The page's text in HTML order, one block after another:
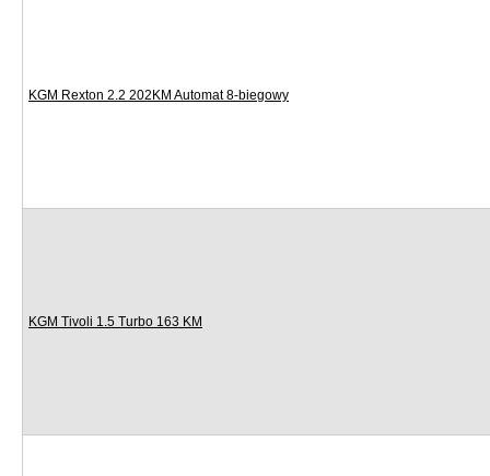
KGM Rexton 2.2 202KM Automat 8-biegowy
KGM Tivoli 1.5 Turbo 163 KM